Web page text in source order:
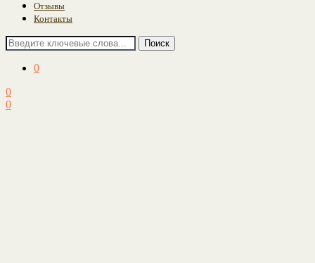
Отзывы
Контакты
Поиск
0
0
0